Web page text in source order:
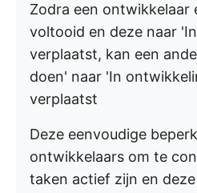
Zodra een ontwikkelaar
voltooid en deze naar
verplaatst, kan een
doen' naar 'In
verplaatst
Deze eenvoudige
ontwikkelaars om te
taken actief zijn en